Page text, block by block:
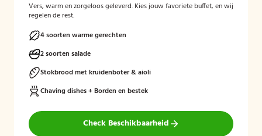
Vers, warm en zorgeloos geleverd. Kies jouw favoriete buffet, en wij
regelen de rest.
4 soorten warme gerechten
2 soorten salade
Stokbrood met kruidenboter & aioli
Chaving dishes + Borden en bestek
Check Beschikbaarheid